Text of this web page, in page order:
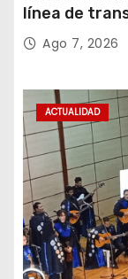
línea de
Ago 7, 2026
ACTUALIDAD